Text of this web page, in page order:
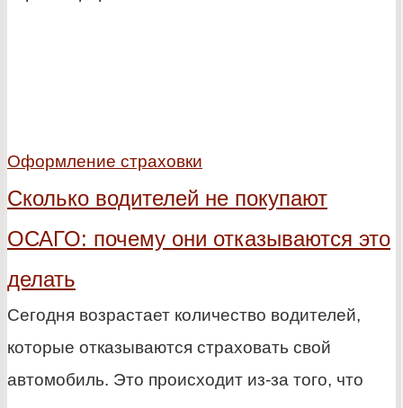
Оформление страховки
Сколько водителей не покупают
ОСАГО: почему они отказываются это
делать
Сегодня возрастает количество водителей,
которые отказываются страховать свой
автомобиль. Это происходит из-за того, что